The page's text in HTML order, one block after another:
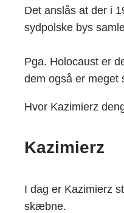
Det anslås at der i
sydpolske bys
Pga. Holocaust er
dem også er meget
Hvor Kazimierz
Kazimierz
I dag er Kazimierz
skæbne.